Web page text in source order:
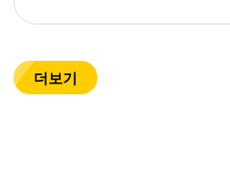
더보기